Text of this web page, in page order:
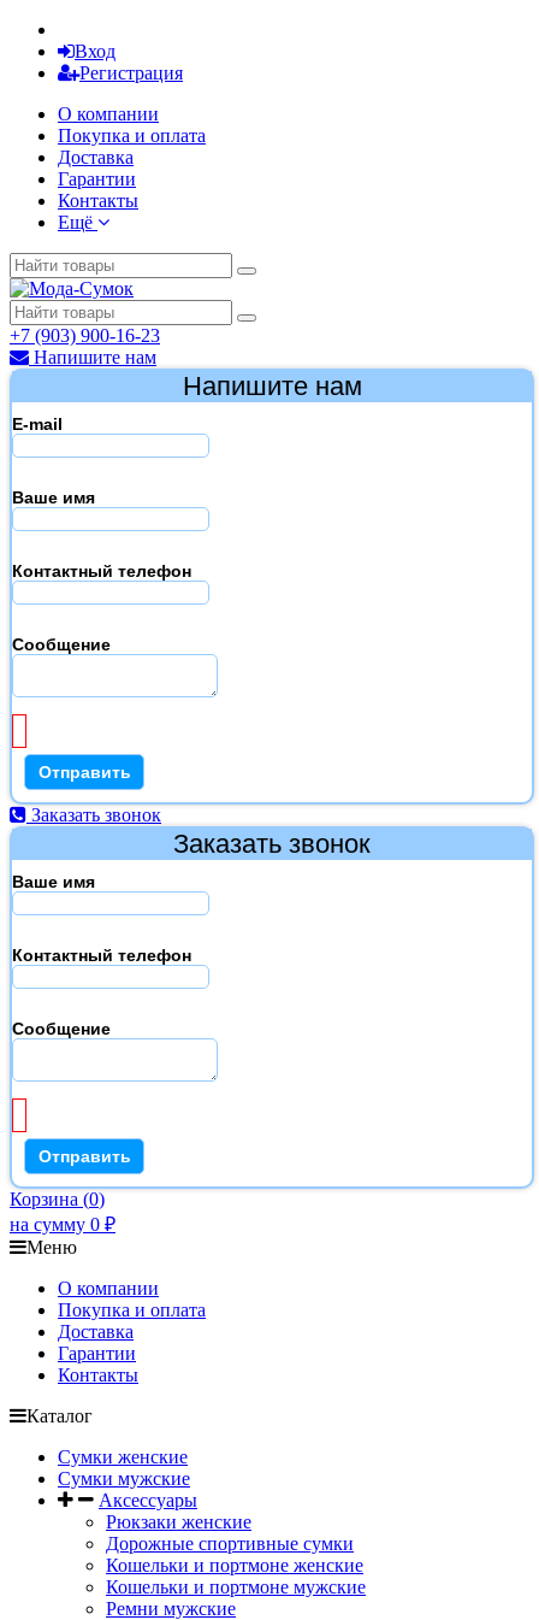
Вход
Регистрация
О компании
Покупка и оплата
Доставка
Гарантии
Контакты
Ещё
+7 (903) 900-16-23
Напишите нам
Напишите нам
E-mail
Ваше имя
Контактный телефон
Сообщение
Заказать звонок
Заказать звонок
Ваше имя
Контактный телефон
Сообщение
Корзина (0)
на сумму 0 ₽
Меню
О компании
Покупка и оплата
Доставка
Гарантии
Контакты
Каталог
Сумки женские
Сумки мужские
Аксессуары
Рюкзаки женские
Дорожные спортивные сумки
Кошельки и портмоне женские
Кошельки и портмоне мужские
Ремни мужские